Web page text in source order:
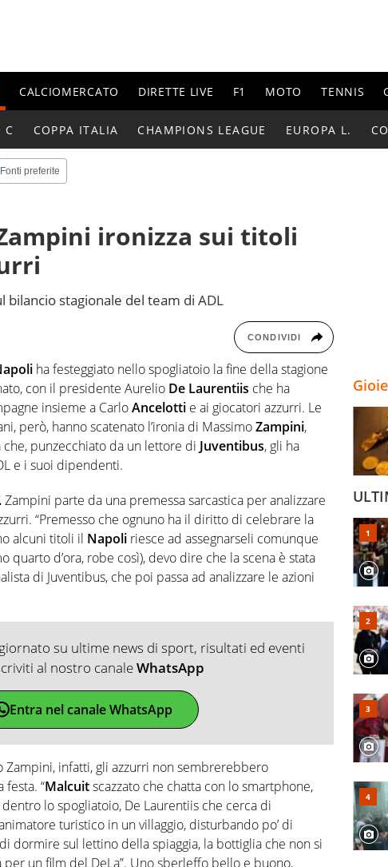
CALCIOMERCATO DIRETTE LIVE F1 MOTO TENNIS
C COPPA ITALIA CHAMPIONS LEAGUE EUROPA L.
Fonti preferite
ironizza sui titoli
bilancio stagionale del team di ADL
CONDIVIDI
ha festeggiato nello spogliatoio la fine della stagione
con il presidente Aurelio De Laurentiis che ha
insieme a CarloAncelotti e ai giocatori azzurri. Le
però, hanno scatenato l’ironia di MassimoZampini,
punzecchiato da un lettore di Juventibus, gli ha
e i suoi dipendenti.
Zampini parte da una premessa sarcastica per analizzare
“Premesso che ognuno ha il diritto di celebrare la
alcuni titoli il Napoli riesce ad assegnarseli comunque
quarto d’ora, robe così), devo dire che la scena è stata
di Juventibus, che poi passa ad analizzare le azioni
su ultime news di sport, risultati ed eventi
al nostro canaleWhatsApp
Entra nel canale WhatsApp
Zampini, infatti, gli azzurri non sembrerebbero
“Malcuitscazzato che chatta con lo smartphone,
lo spogliatoio, De Laurentiis che cerca di
turistico in un villaggio, disturbando po’ di
dormire sul lettino della spiaggia, la bottiglia che non si
un film del DeLa”. Uno sberleffo bello e buono,